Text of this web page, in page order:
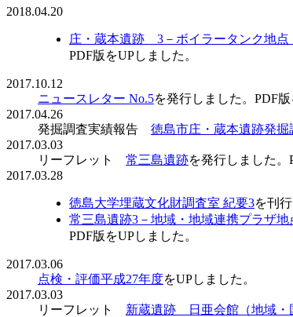
2018.04.20
庄・蔵本遺跡 3－ボイラータンク地点
PDF版をUPしました。
2017.10.12
ニュースレター No.5を発行しました。PDF版
2017.04.26
発掘調査実績報告 徳島市庄・蔵本遺跡発
2017.03.03
リーフレット 常三島遺跡を発行しました。
2017.03.28
徳島大学埋蔵文化財調査室 紀要3を刊
常三島遺跡3－地域・地域連携プラザ
PDF版をUPしました。
2017.03.06
点検・評価平成27年度をUPしました。
2017.03.03
リーフレット 新蔵遺跡 日亜会館（地域・